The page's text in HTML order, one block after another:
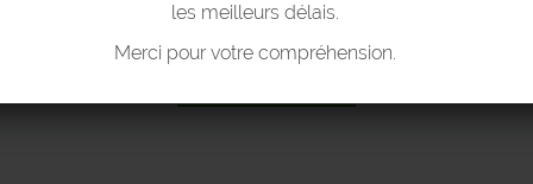
ET BULLES À
les meilleurs délais.
Merci pour votre compréhension.